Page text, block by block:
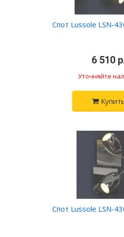
Спот Lussole LSN-
6 510
Уточняйте
Спот Lussole LSN-